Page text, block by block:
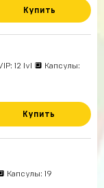
Купить
12 lvl 🔲 Капсулы:
Купить
Капсулы: 19